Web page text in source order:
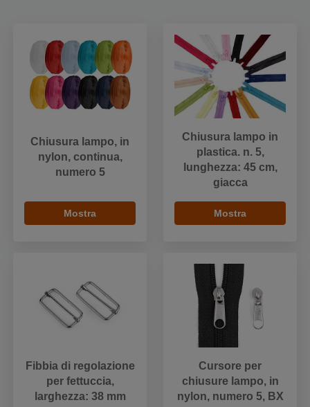
Chiusura lampo, in
nylon, continua,
numero 5
Mostra
Chiusura lampo in
plastica. n. 5,
lunghezza: 45 cm,
giacca
Mostra
Fibbia di regolazione
per fettuccia,
larghezza: 38 mm
Cursore per
chiusure lampo, in
nylon, numero 5, BX